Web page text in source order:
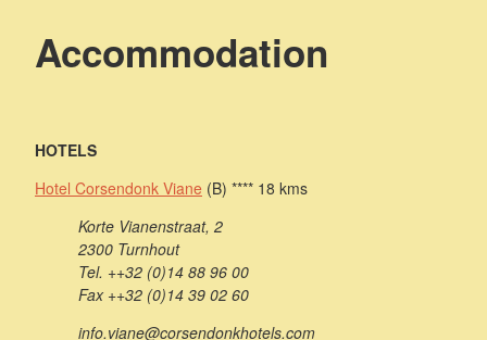
Accommodation
HOTELS
Hotel Corsendonk Viane (B) **** 18 kms
Korte Vianenstraat, 2
2300 Turnhout
Tel. ++32 (0)14 88 96 00
Fax ++32 (0)14 39 02 60
info.viane@corsendonkhotels.com